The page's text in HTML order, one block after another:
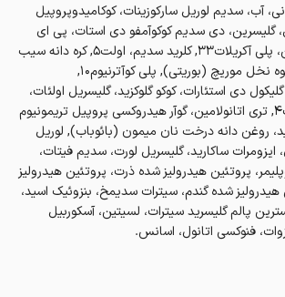
آب، سدیم لوریل سارکوزینات، کوکامیدوپروپیل
گلیسرین، دی سدیم کوکوآمفو دی استات، پی ای
جی۱۵ کوکوپلی آمین، پلی آکریلات۳۳, کلرید سدیم، اولت۵, کره دانه سیب
گرمسیری، روغن میوه نخل موریچ (بوریتی), پلی کوآترنیوم۱۰,
گلیکول دی استئارات، کوکو گلوکزید، گلیسریل اولئات،
اسید سیتریک، لورت۴, تری اتانولامین، گوآر هیدروکسی پروپیل تریمونیوم
روغن دانه درخت نان میمون (بائوباب), لوریل
ایزومرات ساکارید، گلیسریل لورت، سدیم فیتات،
پروتئین هیدرولیز شده ذرت، پروتئین هیدرولیز
شده گندم، سیترات سدیمخ، بنزوئیک اسید،
پالم گلیسرید سیترات، لسیتین، آسکوربیل
فنوکسی اتانول، اسانس.